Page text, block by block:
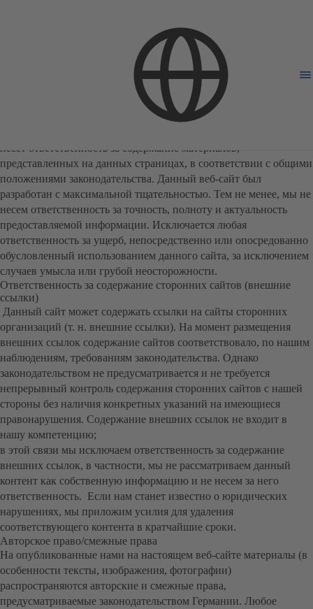
Освобождение от ответственности
Ответственность за содержание
Являясь поставщиком услуг в соответствии с § 7 п.1 Закона о
несет ответственность за содержание материалов,
представленных на данных страницах, в соответствии с общими
положениями законодательства. Данный веб-сайт был
разработан с максимальной тщательностью. Тем не менее, мы не
несем ответственность за точность, полноту и актуальность
предоставляемой информации. Исключается любая
ответственность за ущерб, непосредственно или опосредованно
обусловленный использованием данного сайта, за исключением
случаев умысла или грубой неосторожности.
Ответственность за содержание сторонних сайтов (внешние
ссылки)
Данный сайт может содержать ссылки на сайты сторонних
организаций (т. н. внешние ссылки). На момент размещения
внешних ссылок содержание сайтов соответствовало, по нашим
наблюдениям, требованиям законодательства. Однако
законодательством не предусматривается и не требуется
непрерывный контроль содержания сторонних сайтов с нашей
стороны без наличия конкретных указаний на имеющиеся
правонарушения. Содержание внешних ссылок не входит в
нашу компетенцию;
в этой связи мы исключаем ответственность за содержание
внешних ссылок, в частности, мы не рассматриваем данный
контент как собственную информацию и не несем за него
ответственность. Если нам станет известно о юридических
нарушениях, мы приложим усилия для удаления
соответствующего контента в кратчайшие сроки.
Авторское право/смежные права
На опубликованные нами на настоящем веб-сайте материалы (в
особенности тексты, изображения, фотографии)
распространяются авторские и смежные права,
предусматриваемые законодательством Германии. Любое